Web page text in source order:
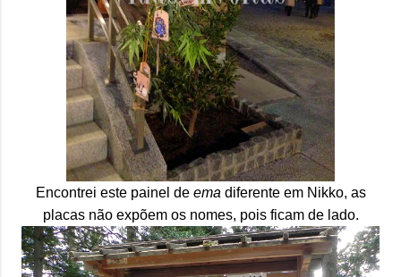
Encontrei este painel de ema diferente em Nikko, as
placas não expõem os nomes, pois ficam de lado.